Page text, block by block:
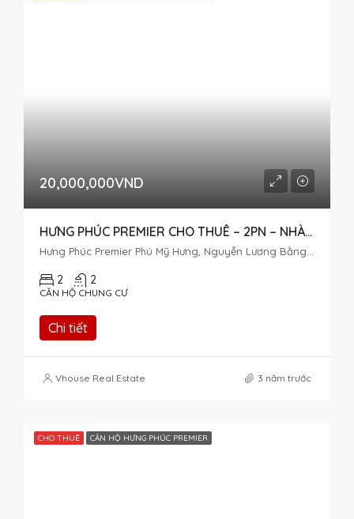
20,000,000VND
HƯNG PHÚC PREMIER CHO THUÊ – 2PN – NHÀ ĐẸP
2 2
CĂN HỘ CHUNG CƯ
Chi tiết
Vhouse Real Estate 3 năm trước
CHO THUÊ CĂN HỘ HƯNG PHÚC PREMIER